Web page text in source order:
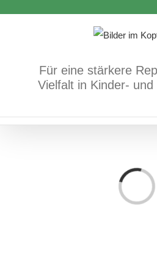
Für eine stärkere
Vielfalt in Kinder-
Loading...